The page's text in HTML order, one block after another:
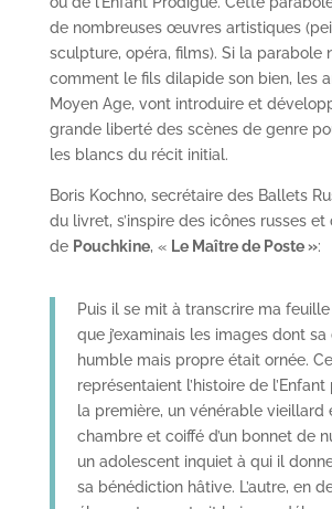
de nombreuses œuvres artistiques
sculpture, opéra, films). Si la parabole
comment le fils dilapide son bien, les
Moyen Age, vont introduire et
grande liberté des scènes de genre
les blancs du récit initial.
Boris Kochno, secrétaire des Ballets
du livret, s’inspire des icônes russes et
de Pouchkine, « Le Maître de Poste »:
Puis il se mit à transcrire ma
que j’examinais les images dont
humble mais propre était ornée.
représentaient l’histoire de
la première, un vénérable vieillard
chambre et coiffé d’un bonnet de
un adolescent inquiet à qui il
sa bénédiction hâtive. L’autre, en